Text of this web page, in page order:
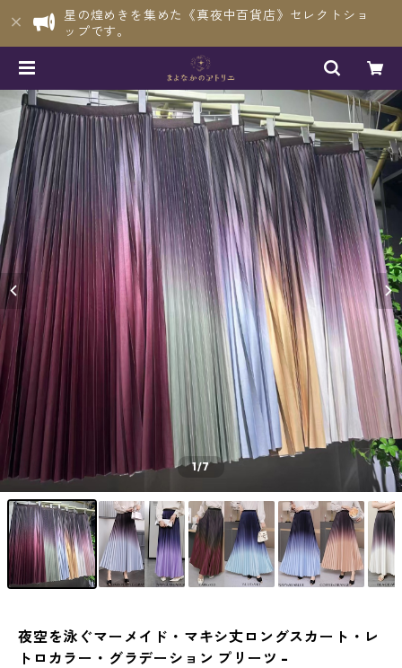
星の煌めきを集めた《真夜中百貨店》セレクトショ
ップです。
1/7
夜空を泳ぐマーメイド・マキシ丈ロングスカート・レ
トロカラー・グラデーション プリーツ -